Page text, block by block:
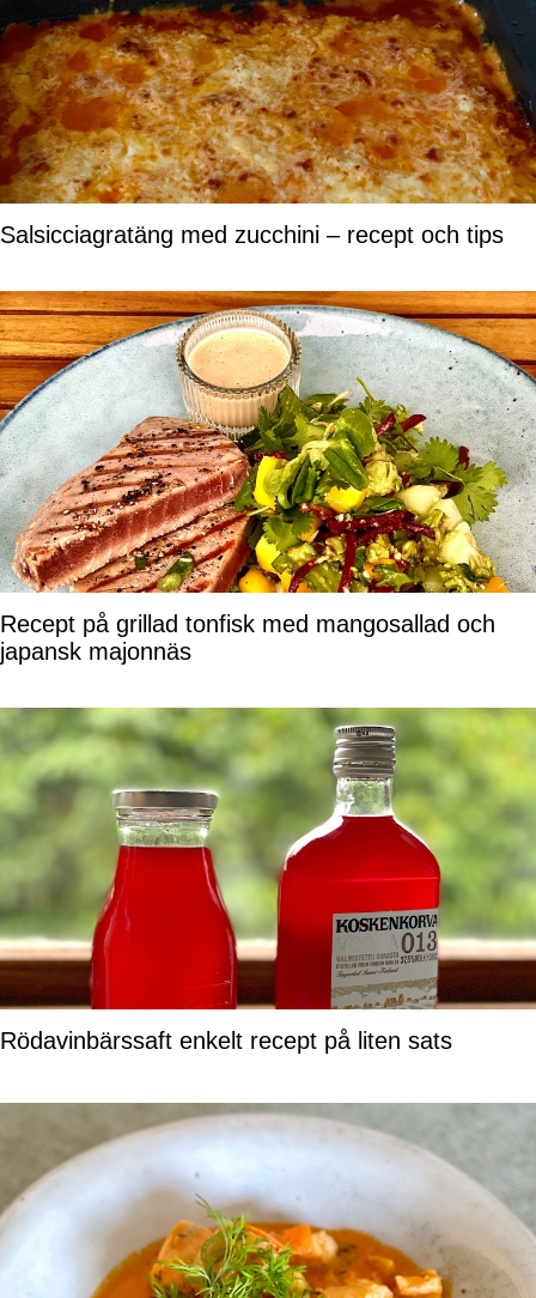
Salsicciagratäng med zucchini – recept och tips
Recept på grillad tonfisk med mangosallad och
japansk majonnäs
Rödavinbärssaft enkelt recept på liten sats